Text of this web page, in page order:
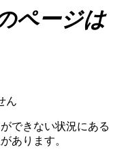
ページは
ん
できない状況にある
あります。